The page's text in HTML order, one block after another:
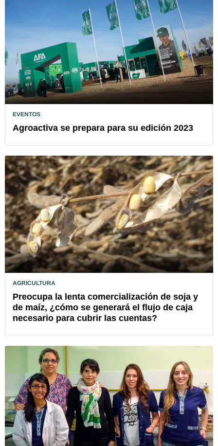
EVENTOS
Agroactiva se prepara para su edición 2023
AGRICULTURA
Preocupa la lenta comercialización de soja y
de maíz, ¿cómo se generará el flujo de caja
necesario para cubrir las cuentas?